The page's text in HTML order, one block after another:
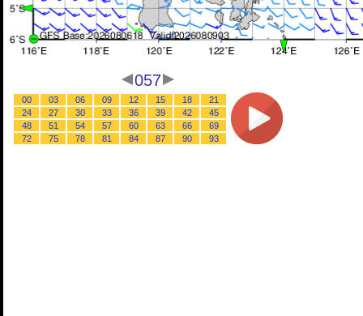
057
00 03 06 09 12 15 18
21
24
27 30 33 36 39 42
45
48
51 54 57 60 63 66
69
72
75 78 81 84 87 90 93